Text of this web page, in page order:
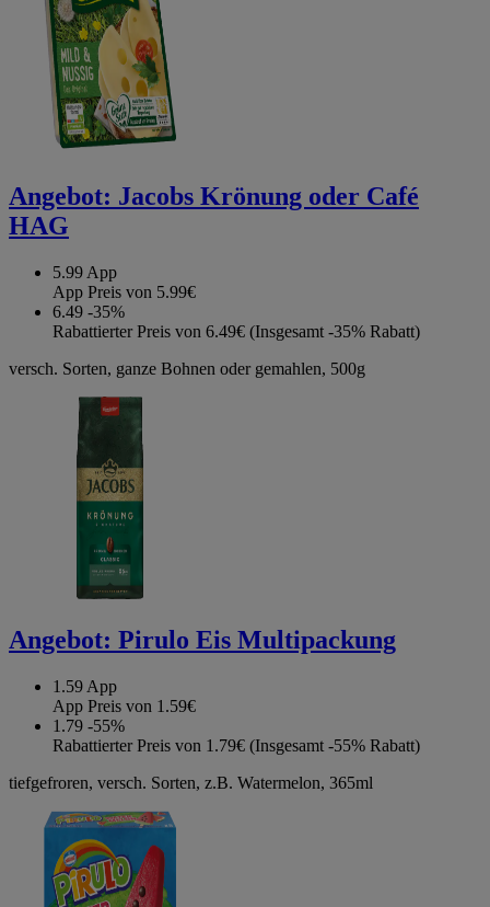
Angebot: Jacobs Krönung oder Café
HAG
5.99 App
App Preis von 5.99€
6.49 -35%
Rabattierter Preis von 6.49€ (Insgesamt -35% Rabatt)
versch. Sorten, ganze Bohnen oder gemahlen, 500g
Angebot: Pirulo Eis Multipackung
1.59 App
App Preis von 1.59€
1.79 -55%
Rabattierter Preis von 1.79€ (Insgesamt -55% Rabatt)
tiefgefroren, versch. Sorten, z.B. Watermelon, 365ml